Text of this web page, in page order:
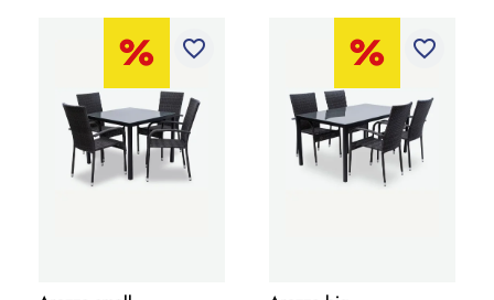
favorite_border favorite_border